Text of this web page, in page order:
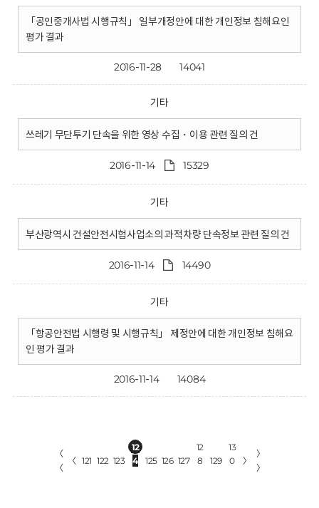
「공인중개사법 시행규칙」 일부개정안에 대한 개인정보 침해요인
평가 결과
2016-11-28 14041
기타
쓰레기 무단투기 단속을 위한 영상 수집・이용 관련 질의 건
2016-11-14 15329
기타
부산광역시 건설안전시험사업소의 과적차량 단속정보 관련 질의 건
2016-11-14 14490
기타
「항공안전법 시행령 및 시행규칙」 제정안에 대한 개인정보 침해요
인 평가 결과
2016-11-14 14084
〈
〈
〈 121 122 123
12
4
125 126 127
12
8
129
13
0
〉
〉
〉